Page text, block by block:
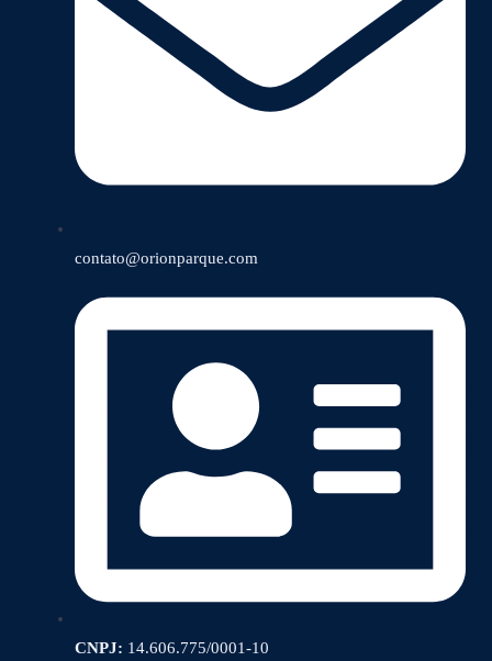
contato@orionparque.com
CNPJ: 14.606.775/0001-10